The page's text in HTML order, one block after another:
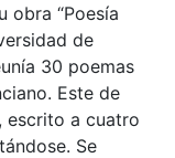
obra “Poesía
de
30 poemas
Este de
escrito a cuatro
Se